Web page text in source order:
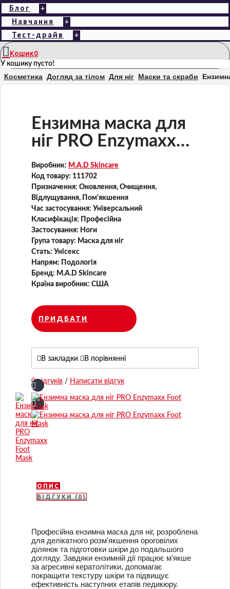
Блог +
Навчання +
Тест-драйв +
Кошик0
У кошику пусто!
Косметика Догляд за тілом Для ніг Маски та скраби
Ензимна маска для
ніг PRO Enzymaxx
Foot Mask
Виробник: M.A.D Skincare
Код товару: 111702
Призначення: Оновлення, Очищення,
Відлущування, Пом'якшення
Час застосування: Універсальний
Класифікація:
Професійна
Застосування: Ноги
Група товару: Маска для ніг
Стать: Унісекс
Напрям:
Подологія
Бренд: M.A.D Skincare
Країна виробник: США
ПРИДБАТИ
В закладки В порівнянні
0 відгуків / Написати відгук
ОПИС
ВІДГУКИ (0)
Професійна ензимна маска для ніг, розроблена
для делікатного розм'якшення ороговілих
ділянок та підготовки шкіри до подальшого
догляду. Завдяки ензимній дії працює м'якше
за агресивні кератолітики, допомагає
покращити текстуру шкіри та підвищує
ефективність наступних етапів педикюру.